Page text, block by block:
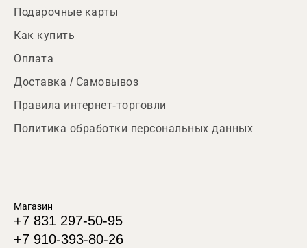
Подарочные карты
Как купить
Оплата
Доставка / Самовывоз
Правила интернет-торговли
Политика обработки персональных данных
Магазин
+7 831 297-50-95
+7 910-393-80-26